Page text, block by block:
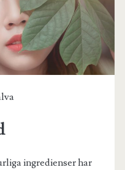
ingredienser har